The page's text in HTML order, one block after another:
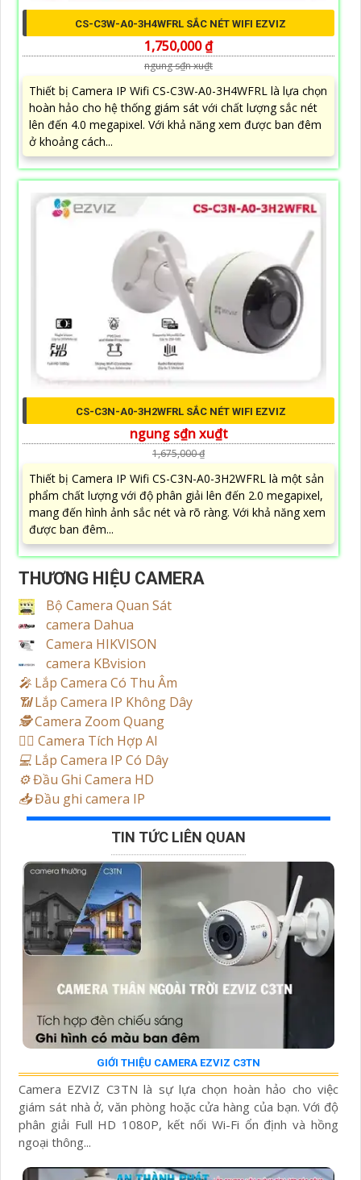
CS-C3W-A0-3H4WFRL SẮC NÉT WIFI EZVIZ
1,750,000 ₫
ngung s₫n xu₫t
Thiết bị Camera IP Wifi CS-C3W-A0-3H4WFRL là lựa chọn
hoàn hảo cho hệ thống giám sát với chất lượng sắc nét
lên đến 4.0 megapixel. Với khả năng xem được ban đêm
ở khoảng cách...
CS-C3N-A0-3H2WFRL SẮC NÉT WIFI EZVIZ
ngung s₫n xu₫t
1,675,000 ₫
Thiết bị Camera IP Wifi CS-C3N-A0-3H2WFRL là một sản
phẩm chất lượng với độ phân giải lên đến 2.0 megapixel,
mang đến hình ảnh sắc nét và rõ ràng. Với khả năng xem
được ban đêm...
THƯƠNG HIỆU CAMERA
Bộ Camera Quan Sát
camera Dahua
Camera HIKVISON
camera KBvision
️🎤️ Lắp Camera Có Thu Âm
📶Lắp Camera IP Không Dây
🕵️Camera Zoom Quang
🧛‍♀️ Camera Tích Hợp AI
💻 Lắp Camera IP Có Dây
⚙️Đầu Ghi Camera HD
📥Đầu ghi camera IP
TIN TỨC LIÊN QUAN
GIỚI THIỆU CAMERA EZVIZ C3TN
Camera EZVIZ C3TN là sự lựa chọn hoàn hảo cho việc
giám sát nhà ở, văn phòng hoặc cửa hàng của bạn. Với độ
phân giải Full HD 1080P, kết nối Wi-Fi ổn định và hồng
ngoại thông...